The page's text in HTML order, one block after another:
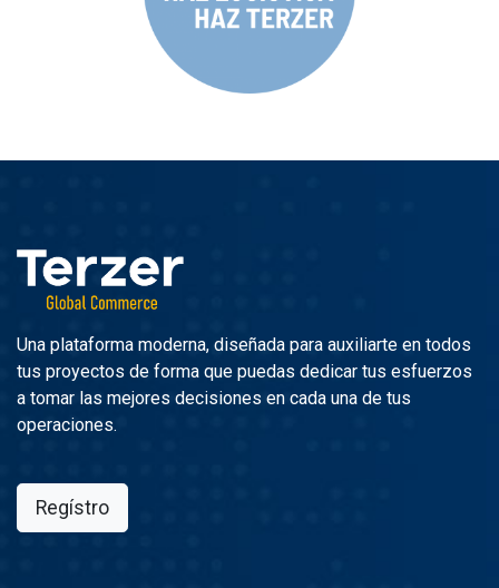
Una plataforma moderna, diseñada para auxiliarte en todos
tus proyectos de forma que puedas dedicar tus esfuerzos
a tomar las mejores decisiones en cada una de tus
operaciones.
Regístro